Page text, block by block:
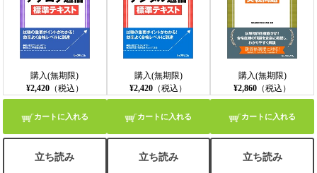
購入(無期限)
¥2,420（税込）
カートに入れる
立ち読み
購入(無期限)
¥2,420 （税込）
カートに入れる
立ち読み
購入(無期限)
¥2,860 （税込）
カートに入れる
立ち読み